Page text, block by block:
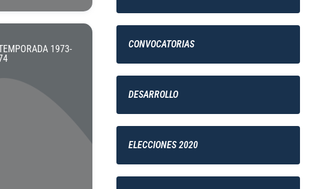
1973-
CONVOCATORIAS
DESARROLLO
ELECCIONES 2020